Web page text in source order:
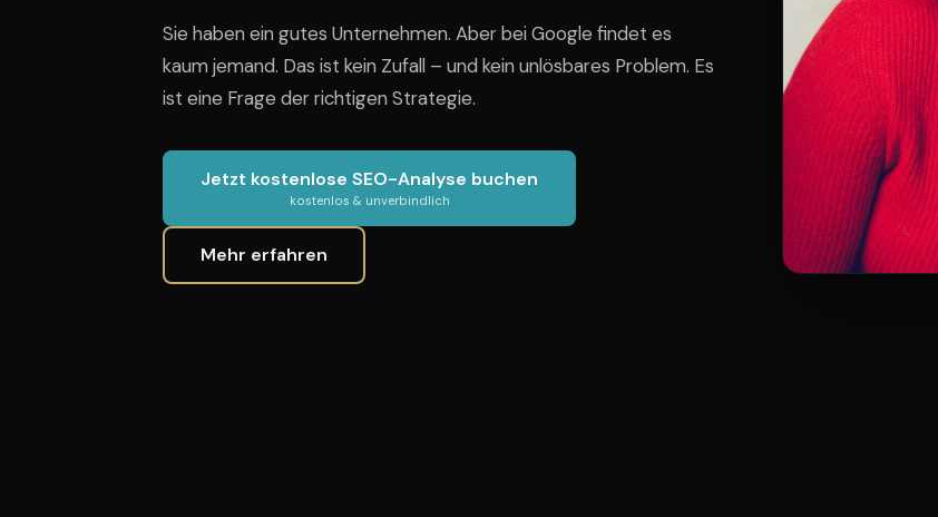
Sie haben ein gutes Unternehmen. Aber bei Google findet es
kaum jemand. Das ist kein Zufall – und kein unlösbares Problem. Es
ist eine Frage der richtigen Strategie.
Jetzt kostenlose SEO-Analyse buchen
kostenlos & unverbindlich
Mehr erfahren